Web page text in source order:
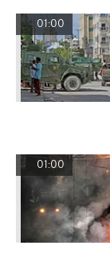
01:00
01:00